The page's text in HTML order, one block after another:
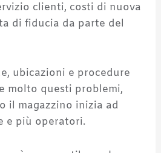
clienti, costi di nuova
di fiducia da parte del
ubicazioni e procedure
molto questi problemi,
il magazzino inizia ad
e più operatori.